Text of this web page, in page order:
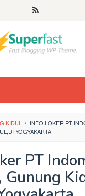
KIDUL / INFO LOKER PT
YOGYAKARTA
PT
Gunung